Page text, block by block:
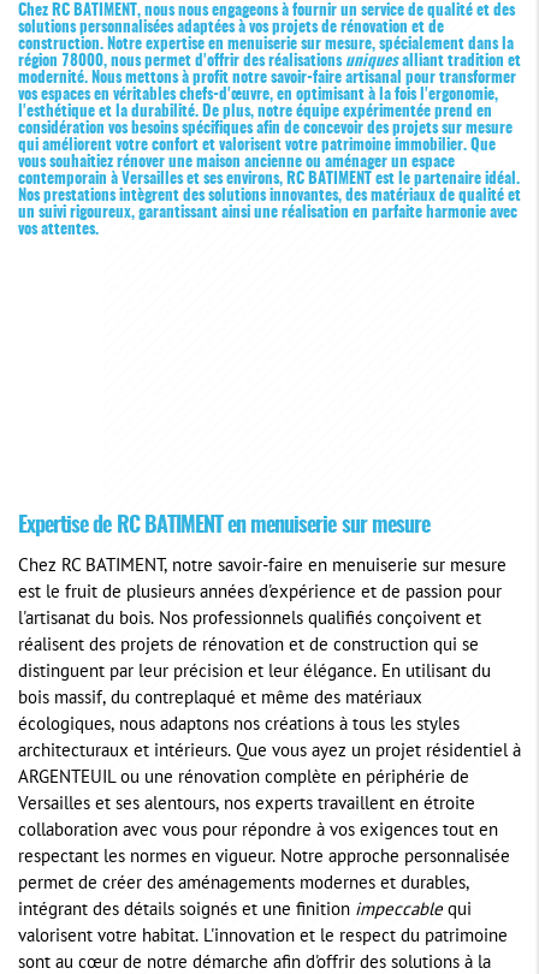
Chez RC BATIMENT, nous nous engageons à fournir un service de qualité et des
solutions personnalisées adaptées à vos projets de rénovation et de
construction. Notre expertise en menuiserie sur mesure, spécialement dans la
région 78000, nous permet d'offrir des réalisations uniquesalliant tradition et
modernité. Nous mettons à profit notre savoir-faire artisanal pour transformer
vos espaces en véritables chefs-d'œuvre, en optimisant à la fois l'ergonomie,
l'esthétique et la durabilité. De plus, notre équipe expérimentée prend en
considération vos besoins spécifiques afin de concevoir des projets sur mesure
qui améliorent votre confort et valorisent votre patrimoine immobilier. Que
vous souhaitiez rénover une maison ancienne ou aménager un espace
contemporain à Versailles et ses environs, RC BATIMENT est le partenaire idéal.
Nos prestations intègrent des solutions innovantes, des matériaux de qualité et
un suivi rigoureux, garantissant ainsi une réalisation en parfaite harmonie avec
vos attentes.
Expertise de RC BATIMENT en menuiserie sur mesure
Chez RC BATIMENT, notre savoir-faire en menuiserie sur mesure
est le fruit de plusieurs années d'expérience et de passion pour
l'artisanat du bois. Nos professionnels qualifiés conçoivent et
réalisent des projets de rénovation et de construction qui se
distinguent par leur précision et leur élégance. En utilisant du
bois massif, du contreplaqué et même des matériaux
écologiques, nous adaptons nos créations à tous les styles
architecturaux et intérieurs. Que vous ayez un projet résidentiel à
ARGENTEUIL ou une rénovation complète en périphérie de
Versailles et ses alentours, nos experts travaillent en étroite
collaboration avec vous pour répondre à vos exigences tout en
respectant les normes en vigueur. Notre approche personnalisée
permet de créer des aménagements modernes et durables,
intégrant des détails soignés et une finition impeccablequi
valorisent votre habitat. L'innovation et le respect du patrimoine
sont au cœur de notre démarche afin d'offrir des solutions à la